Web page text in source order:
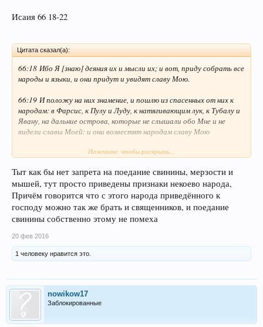
Исаия 66 18-22
Цитата сказал(а):
66:18 Ибо Я [знаю] деяния их и мысли их; и вот, приду собрать все
народы и языки, и они придут и увидят славу Мою.
66:19 И положу на них знамение, и пошлю из спасенных от них к
народам: в Фарсис, к Пулу и Луду, к натягивающим лук, к Тубалу и
Явану, на дальние острова, которые не слышали обо Мне и не
видели славы Моей: и они возвестят народам славу Мою
66:20 и представят всех братьев ваших от всех народов в дар
быстрых верблюдах, на святую гору Мою, в Иерусалим, говорит
Господь, — подобно тому, как сыны Израилевы приносят дар в дом
Господа в чистом сосуде.
66:21 Из них буду брать также в священники и левиты, говорит
66:22 Ибо, как новое небо и новая земля, которые Я сотворю,
всегда будут пред лицем Моим, говорит Господь, так будет и семя
Нажмите, чтобы раскрыть...
Тыт как бы нет запрета на поедание свинины, мерзости и
мышей, тут просто приведены признаки некоево народа,
Причём говорится что с этого народа приведённого к
господу можно так же брать и священников, и поедание
свинины собственно этому не помеха
20 фев 2016
1 человеку нравится это.
nowikow17
Заблокированные